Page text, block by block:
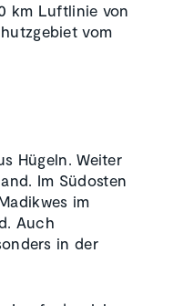
km Luftlinie von
vom
Hügeln. Weiter
Im Südosten
im
Auch
in der